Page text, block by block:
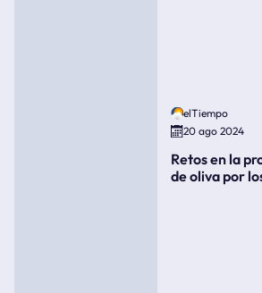
elTiempo
20 ago 2024
Retos en la
de oliva por